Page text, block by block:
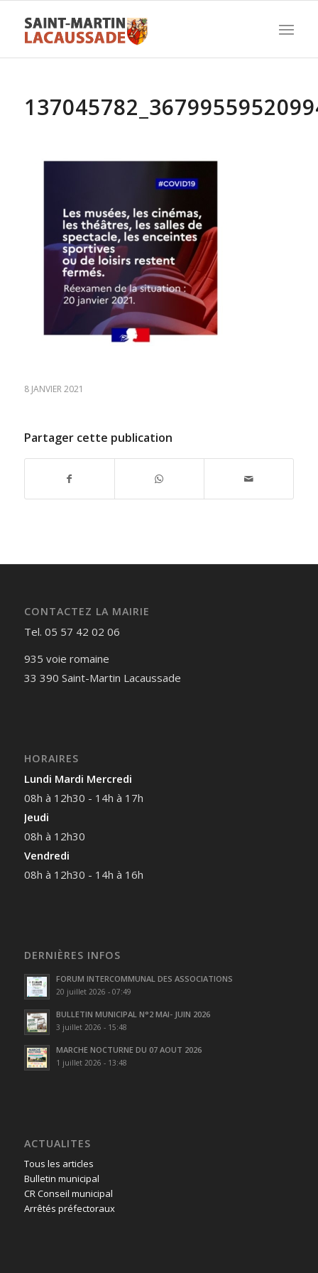
8 JANVIER 2021
Partager cette publication
CONTACTEZ LA MAIRIE
Tel. 05 57 42 02 06
935 voie romaine
33 390 Saint-Martin Lacaussade
HORAIRES
Lundi Mardi Mercredi
08h à 12h30 - 14h à 17h
Jeudi
08h à 12h30
Vendredi
08h à 12h30 - 14h à 16h
DERNIÈRES INFOS
FORUM INTERCOMMUNAL DES ASSOCIATIONS
20 juillet 2026 - 07:49
BULLETIN MUNICIPAL N°2 MAI- JUIN 2026
3 juillet 2026 - 15:48
MARCHE NOCTURNE DU 07 AOUT 2026
1 juillet 2026 - 13:48
ACTUALITES
Tous les articles
Bulletin municipal
CR Conseil municipal
Arrêtés préfectoraux